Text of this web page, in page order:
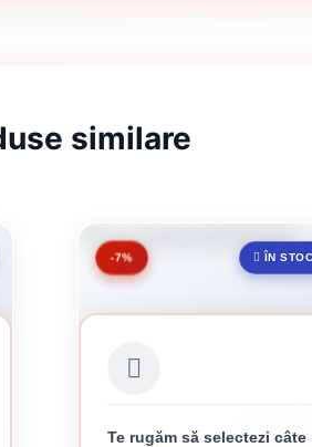
similare
ÎN STOC
-7%
CUTIE DE 5
Te rugăm să selectezi câte